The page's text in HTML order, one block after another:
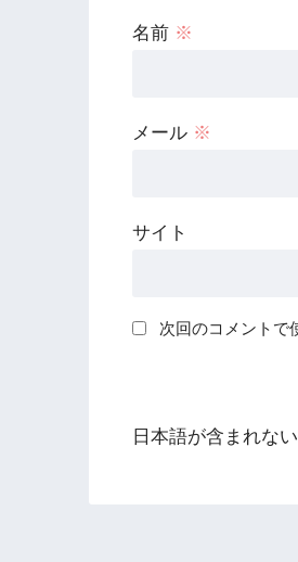
名前 ※
メール ※
サイト
次回のコメントで
日本語が含まれな